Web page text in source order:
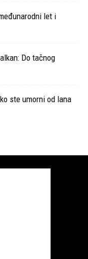
let i
Do tačnog
ste umorni od lana